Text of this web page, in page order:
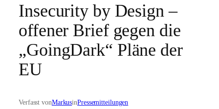
Insecurity by Design –
offener Brief gegen die
„GoingDark“ Pläne der
EU
Verfasst vonMarkusinPressemitteilungen